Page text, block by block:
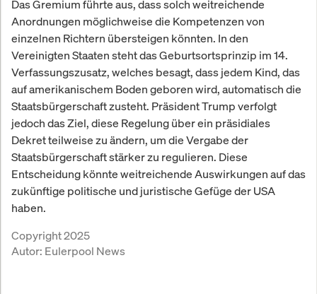
Das Gremium führte aus, dass solch weitreichende
Anordnungen möglichweise die Kompetenzen von
einzelnen Richtern übersteigen könnten. In den
Vereinigten Staaten steht das Geburtsortsprinzip im 14.
Verfassungszusatz, welches besagt, dass jedem Kind, das
auf amerikanischem Boden geboren wird, automatisch die
Staatsbürgerschaft zusteht. Präsident Trump verfolgt
jedoch das Ziel, diese Regelung über ein präsidiales
Dekret teilweise zu ändern, um die Vergabe der
Staatsbürgerschaft stärker zu regulieren. Diese
Entscheidung könnte weitreichende Auswirkungen auf das
zukünftige politische und juristische Gefüge der USA
haben.
Copyright 2025
Autor: Eulerpool News